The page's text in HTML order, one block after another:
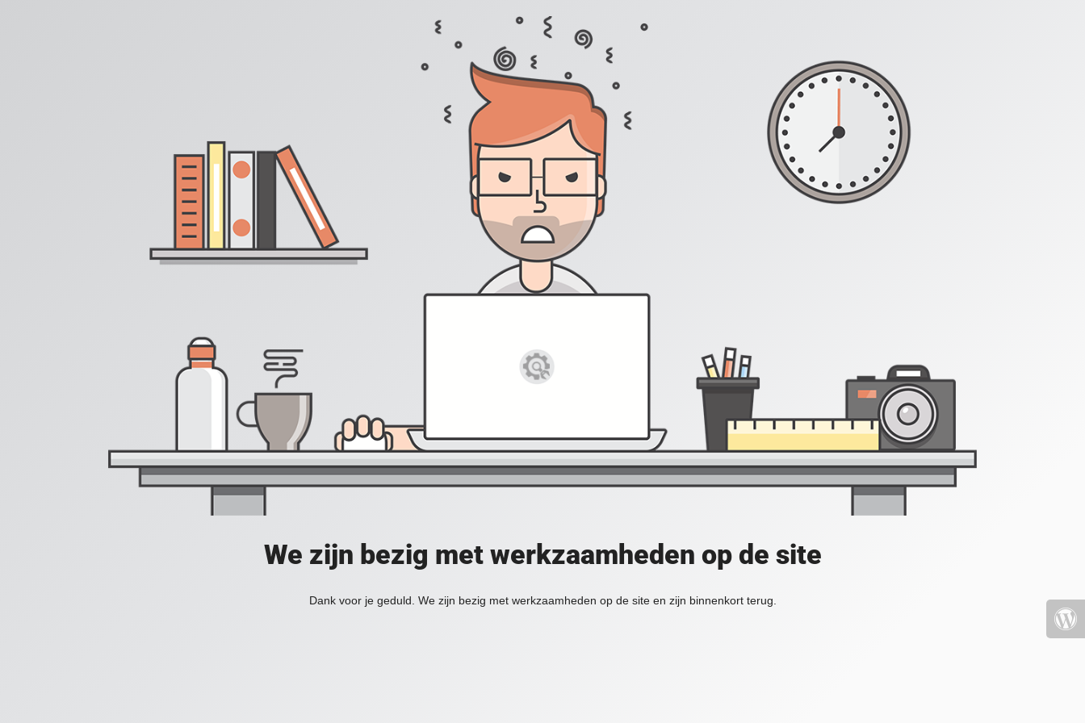
We zijn bezig met werkzaamheden op de site
Dank voor je geduld. We zijn bezig met werkzaamheden op de site en zijn binnenkort terug.